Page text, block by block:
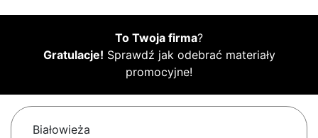
To Twoja firma?
Gratulacje! Sprawdź jak odebrać materiały
promocyjne!
Białowieża